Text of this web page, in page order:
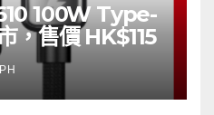
100W Type-
，售價 HK$115